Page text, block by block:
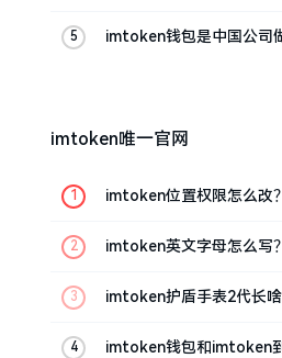
imtoken钱包是中国公司
imtoken唯一官网
imtoken位置权限怎么改
imtoken英文字母怎么写
imtoken护盾手表2代长
imtoken钱包和imtoken